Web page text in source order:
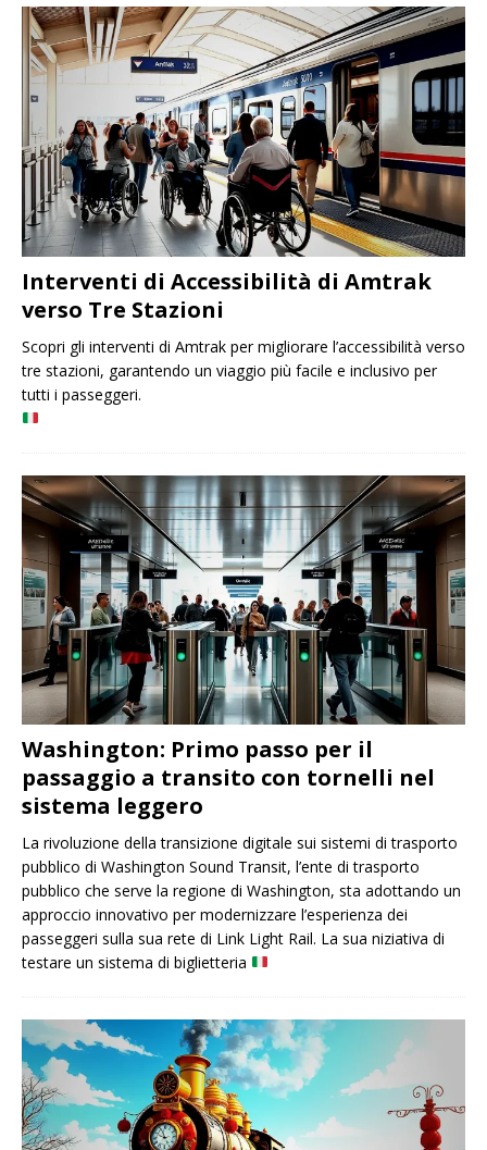
Interventi di Accessibilità di Amtrak
verso Tre Stazioni
Scopri gli interventi di Amtrak per migliorare l’accessibilità verso
tre stazioni, garantendo un viaggio più facile e inclusivo per
tutti i passeggeri.
Washington: Primo passo per il
passaggio a transito con tornelli nel
sistema leggero
La rivoluzione della transizione digitale sui sistemi di trasporto
pubblico di Washington Sound Transit, l’ente di trasporto
pubblico che serve la regione di Washington, sta adottando un
approccio innovativo per modernizzare l’esperienza dei
passeggeri sulla sua rete di Link Light Rail. La sua niziativa di
testare un sistema di biglietteria